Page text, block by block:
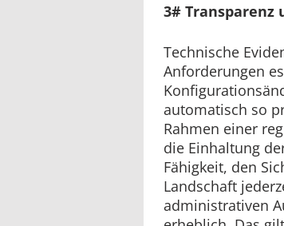
3# Transparenz
Technische
Anforderungen
automatisch so
Rahmen einer
die Einhaltung
Fähigkeit, den
Landschaft
administrativen